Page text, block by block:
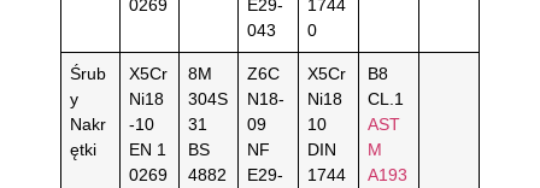
0269
E29-
043
1744
0
Śrub
y
Nakr
ętki
X5Cr
Ni18
-10
EN 1
0269
8M
304S
31
BS
4882
Z6C
N18-
09
NF
E29-
X5Cr
Ni18
10
DIN
1744
B8
CL.1
AST
M
A193